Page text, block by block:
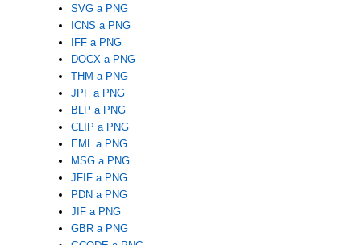
SVG a PNG
ICNS a PNG
IFF a PNG
DOCX a PNG
THM a PNG
JPF a PNG
BLP a PNG
CLIP a PNG
EML a PNG
MSG a PNG
JFIF a PNG
PDN a PNG
JIF a PNG
GBR a PNG